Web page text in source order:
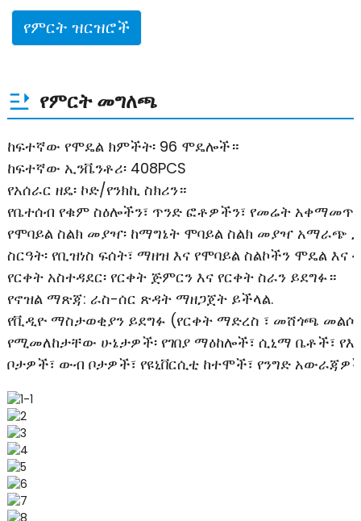
የምርት ዝርዝሮች
የምርት መግለጫ
ከፍተኛው የሞዴል ክምችት፡ 96 ሞዴሎች።
ከፍተኛው ኢንቬንቶሪ፡ 408PCS
የአሰራር ዘዴ፡ ኮድ/የንክኪ ስክሪን።
የቤተሰብ የቁም ስዕሎችን፣ ጥንድ ፎቶዎችን፣ የመሬት አቀማመጥ
የሞባይል ስልክ መያዣ፡ ከማግኔት ሞባይል ስልክ መያዣ አማራጭ
ስርዓት፡ የቢዝነስ ፍሰት፣ ማዘዝ እና የሞባይል ስልኮችን ሞዴል
የርቀት አስተዳደር፡ የርቀት ጅምርን እና የርቀት ስራን ይደግፉ።
የኖዝል ማጽጃ: ራስ-ሰር ጽዳት ማዘጋጀት ይችላል.
የቪዲዮ ማስታወቂያን ይደግፉ (የርቀት ማድረስ ፣ መሸጎጫ
የሚመለከታቸው ሁኔታዎች፡ የገበያ ማዕከሎች፣ ሲኒማ ቤቶች፣
ቦታዎች፣ ውብ ቦታዎች፣ የዩኒቨርሲቲ ከተሞች፣ የንግድ